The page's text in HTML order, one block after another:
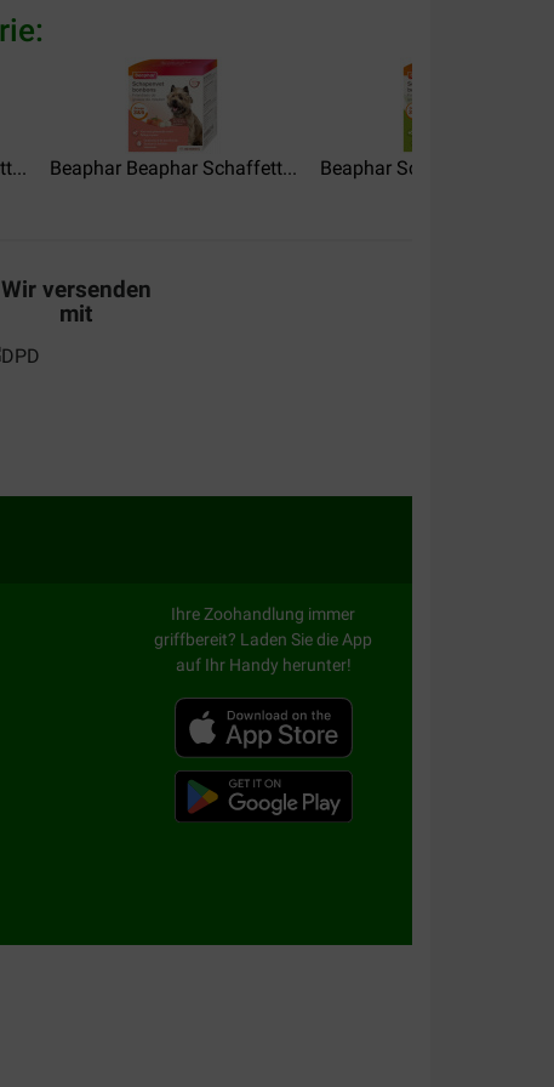
Beaphar Beaphar Schaffett... Beaphar
Wir versenden
mit
Ihre Zoohandlung immer
griffbereit? Laden Sie die App
auf Ihr Handy herunter!